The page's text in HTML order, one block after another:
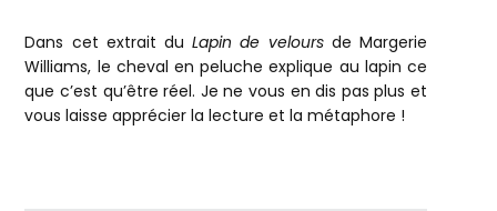
Dans cet extrait duLapin de veloursde Margerie
Williams, le cheval en peluche explique au lapin ce
que c’est qu’être réel. Je ne vous en dis pas plus et
vous laisse apprécier la lecture et la métaphore !